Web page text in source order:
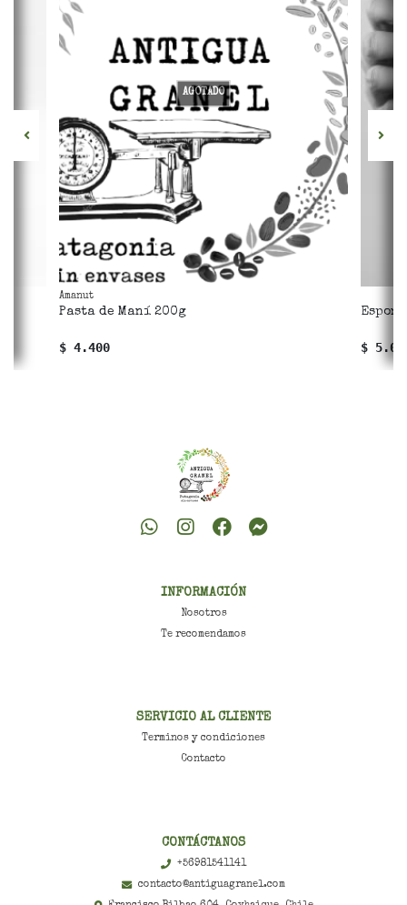
AGOTADO
Amanut
Pasta de Maní 200g
$ 4.400 $
INFORMACIÓN
Nosotros
Te recomendamos
SERVICIO AL CLIENTE
Terminos y condiciones
Contacto
CONTÁCTANOS
+56981541141
contacto@antiguagranel.com